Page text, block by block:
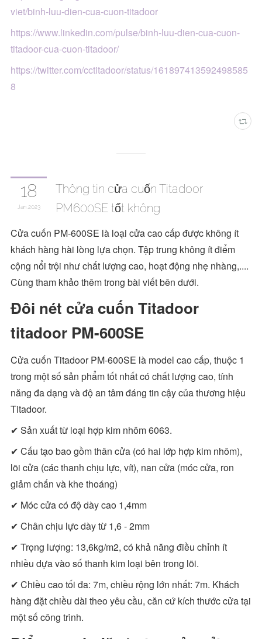
viet/binh-luu-dien-cua-cuon-titadoor
https://www.linkedin.com/pulse/binh-luu-dien-cua-cuon-
titadoor-cua-cuon-titadoor/
https://twitter.com/cctitadoor/status/161897413592498585
8
18
Jan 2023
Thông tin cửa cuốn Titadoor
PM600SE tốt không
Cửa cuốn PM-600SE là loại cửa cao cấp được không ít
khách hàng hài lòng lựa chọn. Tập trung không ít điểm
cộng nổi trội như chất lượng cao, hoạt động nhẹ nhàng,....
Cùng tham khảo thêm trong bài viết bên dưới.
Đôi nét cửa cuốn Titadoor
titadoor PM-600SE
Cửa cuốn Titadoor PM-600SE là model cao cấp, thuộc 1
trong một số sản phẩm tốt nhất có chất lượng cao, tính
năng đa dạng và độ an tâm đáng tin cậy của thương hiệu
Titadoor.
✔ Sản xuất từ loại hợp kim nhôm 6063.
✔ Cấu tạo bao gồm thân cửa (có hai lớp hợp kim nhôm),
lõi cửa (các thanh chịu lực, vít), nan cửa (móc cửa, ron
giảm chấn và khe thoáng)
✔ Móc cửa có độ dày cao 1,4mm
✔ Chân chịu lực dày từ 1,6 - 2mm
✔ Trọng lượng: 13,6kg/m2, có khả năng điều chỉnh ít
nhiều dựa vào số thanh kim loại bên trong lõi.
✔ Chiều cao tối đa: 7m, chiều rộng lớn nhất: 7m. Khách
hàng đặt chiều dài theo yêu cầu, căn cứ kích thước cửa tại
một số công trình.